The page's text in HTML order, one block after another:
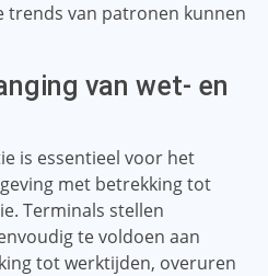
trends van patronen kunnen
van wet- en
is essentieel voor het
met betrekking tot
Terminals stellen
te voldoen aan
tot werktijden, overuren